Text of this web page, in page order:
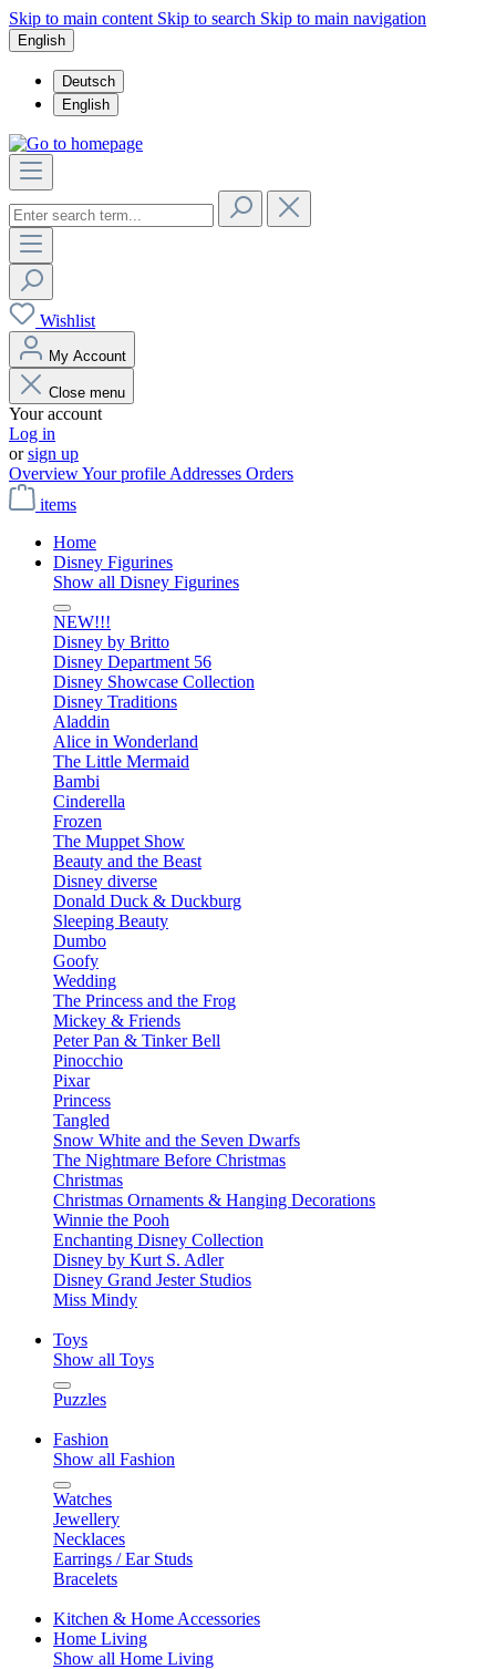
Skip to main content Skip to search Skip to main navigation
English
Deutsch
English
Wishlist
My Account
Close menu
Your account
Log in
orsign up
OverviewYour profile Addresses Orders
items
Home
Disney Figurines
Show all Disney Figurines
NEW!!!
Disney by Britto
Disney Department 56
Disney Showcase Collection
Disney Traditions
Aladdin
Alice in Wonderland
The Little Mermaid
Bambi
Cinderella
Frozen
The Muppet Show
Beauty and the Beast
Disney diverse
Donald Duck & Duckburg
Sleeping Beauty
Dumbo
Goofy
Wedding
The Princess and the Frog
Mickey & Friends
Peter Pan & Tinker Bell
Pinocchio
Pixar
Princess
Tangled
Snow White and the Seven Dwarfs
The Nightmare Before Christmas
Christmas
Christmas Ornaments & Hanging Decorations
Winnie the Pooh
Enchanting Disney Collection
Disney by Kurt S. Adler
Disney Grand Jester Studios
Miss Mindy
Toys
Show all Toys
Puzzles
Fashion
Show all Fashion
Watches
Jewellery
Necklaces
Earrings / Ear Studs
Bracelets
Kitchen & Home Accessories
Home Living
Show all Home Living